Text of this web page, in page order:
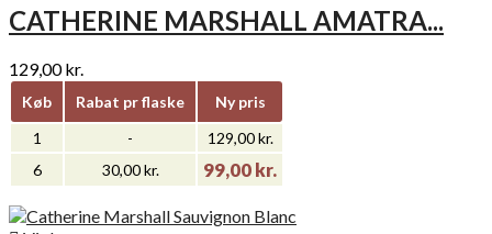
CATHERINE MARSHALL AMATRA...
129,00 kr.
Køb Rabat pr flaske
Ny pris
1
-
129,00 kr.
6
30,00 kr. 99,00 kr.